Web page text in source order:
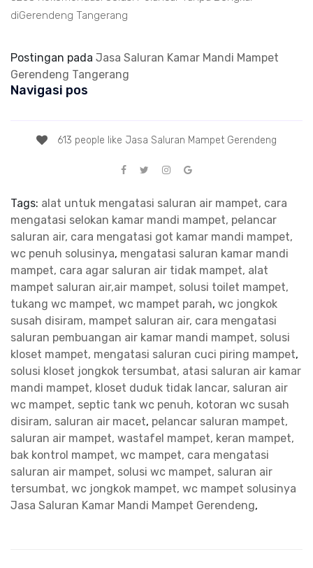
diGerendeng Tangerang
Postingan pada Jasa Saluran Kamar Mandi Mampet
Gerendeng Tangerang
Navigasi pos
613 people like Jasa Saluran Mampet Gerendeng
Tags: alat untuk mengatasi saluran air mampet, cara
mengatasi selokan kamar mandi mampet, pelancar
saluran air, cara mengatasi got kamar mandi mampet,
wc penuh solusinya, mengatasi saluran kamar mandi
mampet, cara agar saluran air tidak mampet, alat
mampet saluran air,air mampet, solusi toilet mampet,
tukang wc mampet, wc mampet parah, wc jongkok
susah disiram, mampet saluran air, cara mengatasi
saluran pembuangan air kamar mandi mampet, solusi
kloset mampet, mengatasi saluran cuci piring mampet,
solusi kloset jongkok tersumbat, atasi saluran air kamar
mandi mampet, kloset duduk tidak lancar, saluran air
wc mampet, septic tank wc penuh, kotoran wc susah
disiram, saluran air macet, pelancar saluran mampet,
saluran air mampet, wastafel mampet, keran mampet,
bak kontrol mampet, wc mampet, cara mengatasi
saluran air mampet, solusi wc mampet, saluran air
tersumbat, wc jongkok mampet, wc mampet solusinya
Jasa Saluran Kamar Mandi Mampet Gerendeng,